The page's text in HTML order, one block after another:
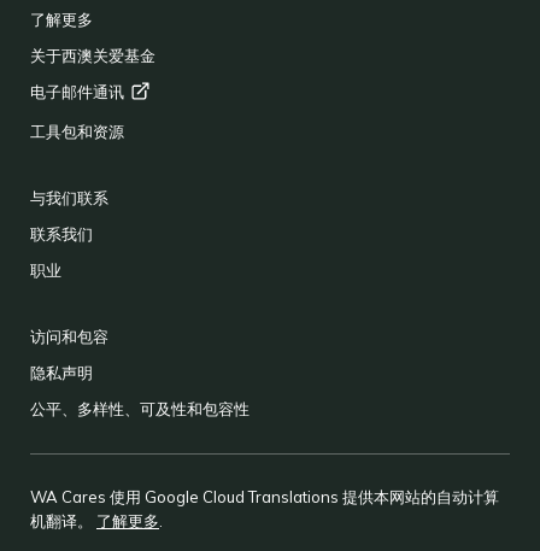
了解更多
关于西澳关爱基金
电子邮件通讯
工具包和资源
与我们联系
联系我们
职业
访问和包容
隐私声明
公平、多样性、可及性和包容性
WA Cares 使用 Google Cloud Translations 提供本网站的自动计算
机翻译。 了解更多